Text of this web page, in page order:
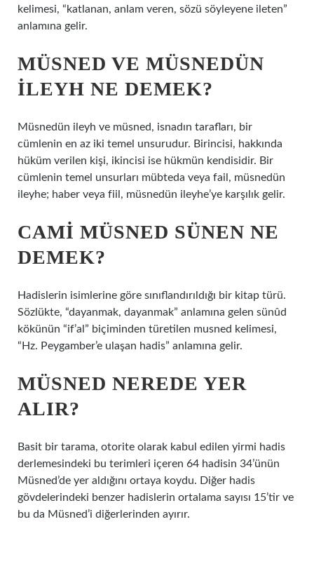
kelimesi, “katlanan, anlam veren, sözü söyleyene ileten”
anlamına gelir.
MÜSNED VE MÜSNEDÜN
ILEYH NE DEMEK?
Müsnedün ileyh ve müsned, isnadın tarafları, bir
cümlenin en az iki temel unsurudur. Birincisi, hakkında
hüküm verilen kişi, ikincisi ise hükmün kendisidir. Bir
cümlenin temel unsurları mübteda veya fail, müsnedün
ileyhe; haber veya fiil, müsnedün ileyhe’ye karşılık gelir.
CAMI MÜSNED SÜNEN NE
DEMEK?
Hadislerin isimlerine göre sınıflandırıldığı bir kitap türü.
Sözlükte, “dayanmak, dayanmak” anlamına gelen sünûd
kökünün “if’al” biçiminden türetilen musned kelimesi,
“Hz. Peygamber’e ulaşan hadis” anlamına gelir.
MÜSNED NEREDE YER
ALIR?
Basit bir tarama, otorite olarak kabul edilen yirmi hadis
derlemesindeki bu terimleri içeren 64 hadisin 34’ünün
Müsned’de yer aldığını ortaya koydu. Diğer hadis
gövdelerindeki benzer hadislerin ortalama sayısı 15’tir ve
bu da Müsned’i diğerlerinden ayırır.